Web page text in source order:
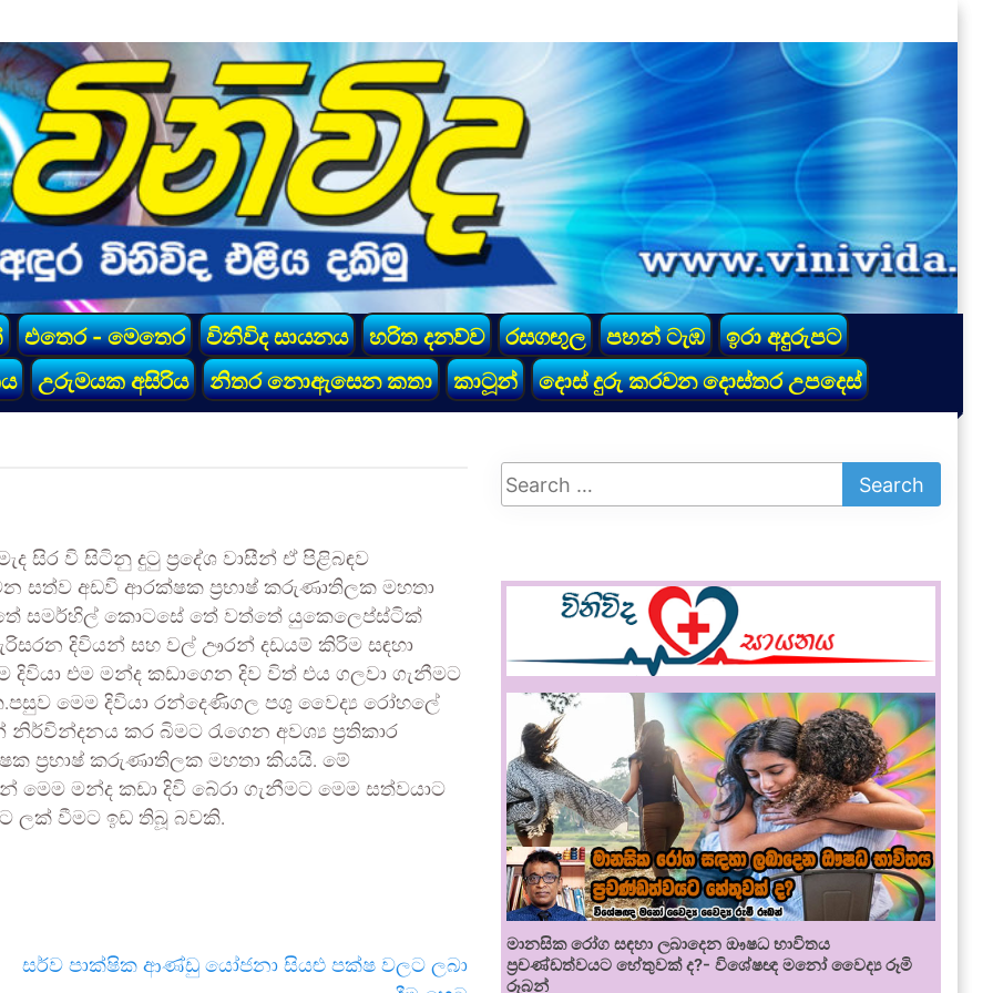
එතෙර - මෙතෙර විනිවිද සායනය හරිත දනව්ව රසගඟුල පහන් ටැඹ
ඉරා අදුරුපට
උරුමයක අසිරිය නිතර නොඇසෙන කතා කාටූන් දොස් දුරු කරවන දොස්තර උපදෙස්
සිර වි සිටිනු දුටු ප්‍රදේශ වාසීන් ඒ පිළිබඳව
සත්ව අඩවි ආරක්ෂක ප්‍රභාෂ් කරුණාතිලක මහතා
සමර්හිල් කොටසේ තේ වත්තේ යුකෙලෙප්ස්ටික්
දිවියන් සහ වල් ඌරන් දඩයම් කිරිම සඳහා
එම මන්ද කඩාගෙන දිව විත් එය ගලවා ගැනීමට
මෙම දිවියා රන්දෙණිගල පශු වෛද්‍ය රෝහලේ
කර බිමට රැගෙන අවශ්‍ය ප්‍රතිකාර
ප්‍රභාෂ් කරුණාතිලක මහතා කියයි. මේ
මන්ද කඩා දිවි බේරා ගැනීමට මෙම සත්වයාට
ලක් වීමට ඉඩ තිබූ බවකි.
සර්ව පාක්ෂික ආණ්ඩු යෝජනා සියළු පක්ෂ වලට ලබා
මානසික රෝග සඳහා ලබාදෙන ඖෂධ භාවිතය
ප්‍රචණ්ඩත්වයට හේතුවක් ද?- විශේෂඥ මනෝ වෛද්‍ය රූමි
රූබන්